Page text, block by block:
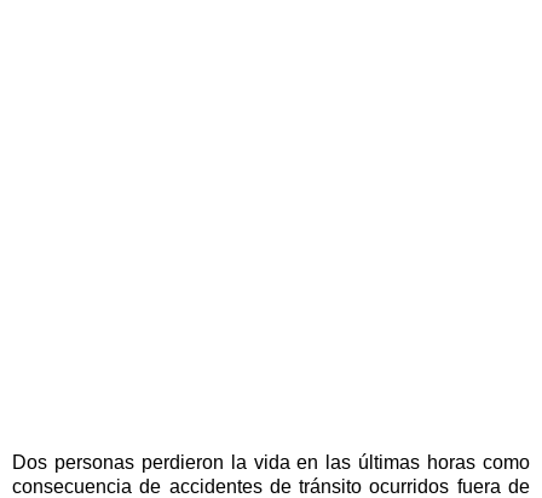
Dos personas perdieron la vida en las últimas horas como
consecuencia de accidentes de tránsito ocurridos fuera de